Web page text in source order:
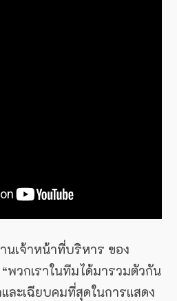
นเจ้าหน้าที่บริหาร ของ
“พวกเราในทีมได้มารวมตัวกัน
ละเฉียบคมที่สุดในการแสดง